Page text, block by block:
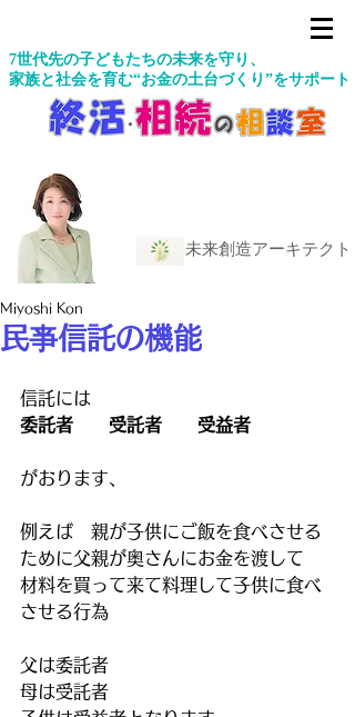
7世代先の子どもたちの未来を守り、
家族と社会を育む“お金の土台づくり”をサポート
未来創造アーキテクト
民亊信託の機能
Miyoshi Kon
信託には
委託者　　受託者　　受益者
がおります、
例えば　親が子供にご飯を食べさせる
ために父親が奥さんにお金を渡して
材料を買って来て料理して子供に食べ
させる行為
父は委託者
母は受託者